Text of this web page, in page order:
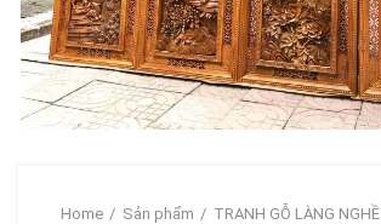
Home Sản phẩm
TRANH GỖ LÀNG NGHỀ